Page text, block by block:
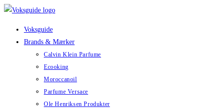
Skip
Voksguide
Brands & Mærker
Calvin Klein Parfume
Ecooking
Moroccanoil
Parfume Versace
Ole Henriksen Produkter